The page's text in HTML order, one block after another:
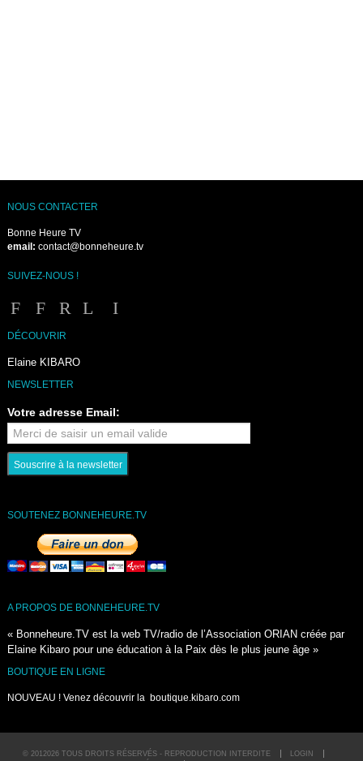
NOUS CONTACTER
Bonne Heure TV
email: contact@bonneheure.tv
SUIVEZ-NOUS !
DÉCOUVRIR
Elaine KIBARO
NEWSLETTER
Votre adresse Email:
SOUTENEZ BONNEHEURE.TV
A PROPOS DE BONNEHEURE.TV
« Bonneheure.TV est la web TV/radio de l’Association ORIAN créée par
Elaine Kibaro pour une éducation à la Paix dès le plus jeune âge »
BOUTIQUE EN LIGNE
NOUVEAU ! Venez découvrir la boutique.kibaro.com
© 2012026 TOUS DROITS RÉSERVÉS - REPRODUCTION INTERDITE
LOGIN